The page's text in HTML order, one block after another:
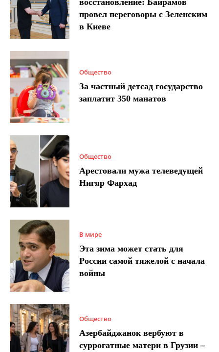
восстановление: Байрамов
провел переговоры с Зеленским
в Киеве
Общество
За частный детсад государство
заплатит 350 манатов
Общество
Арестовали мужа телеведущей
Нигяр Фархад
В мире
Эта зима может стать для
России самой тяжелой с начала
войны
Общество
Азербайджанок вербуют в
суррогатные матери в Грузии –